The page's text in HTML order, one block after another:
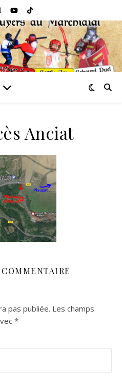
Anciat
pas publiée. Les champs
*